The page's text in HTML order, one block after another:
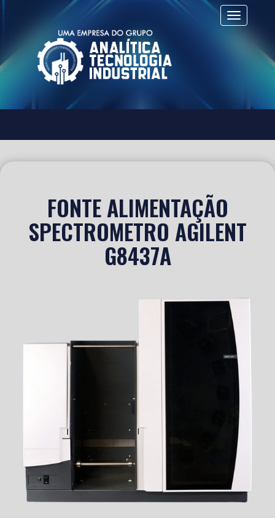
Alternar
FONTE ALIMENTAÇÃO
SPECTROMETRO AGILENT
G8437A